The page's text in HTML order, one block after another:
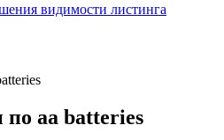
видимости листинга
aa batteries